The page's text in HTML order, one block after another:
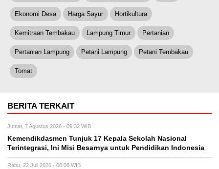
Ekonomi Desa Harga Sayur Hortikultura
Kemitraan Tembakau Lampung Timur Pertanian
Pertanian Lampung Petani Lampung Petani Tembakau
Tomat
BERITA TERKAIT
Jumat, 7 Agustus 2026 - 09:32 WIB
Kemendikdasmen Tunjuk 17 Kepala Sekolah Nasional
Terintegrasi, Ini Misi Besarnya untuk Pendidikan Indonesia
Rabu, 22 Juli 2026 - 00:08 WIB